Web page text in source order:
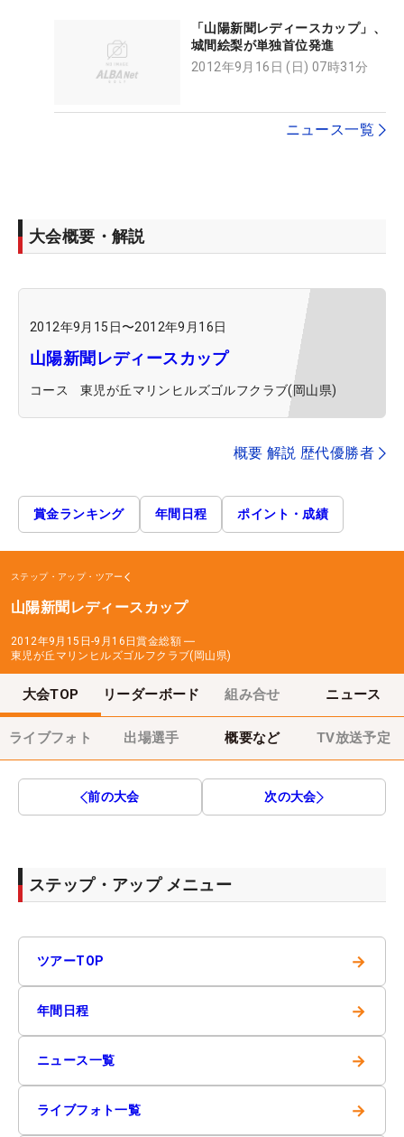
「山陽新聞レディースカップ」、
城間絵梨が単独首位発進
2012年9月16日 (日) 07時31分
ニュース一覧
大会概要・解説
2012年9月15日〜2012年9月16日
山陽新聞レディースカップ
コース 東児が丘マリンヒルズゴルフクラブ(岡山県)
概要 解説 歴代優勝者
賞金ランキング 年間日程 ポイント・成績
ステップ・アップ・ツアー
山陽新聞レディースカップ
2012年9月15日-9月16日賞金総額 ―
東児が丘マリンヒルズゴルフクラブ(岡山県)
大会TOP リーダーボード 組み合せ ニュース
ライブフォト 出場選手 概要など TV放送予定
前の大会 次の大会
ステップ・アップ メニュー
ツアーTOP →
年間日程 →
ニュース一覧 →
ライブフォト一覧 →